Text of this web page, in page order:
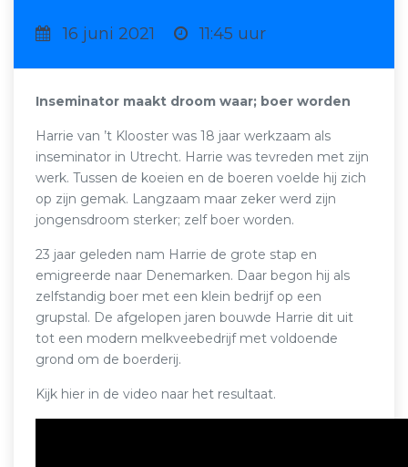
16 juni 2021 11:45 uur
Inseminator maakt droom waar; boer worden
Harrie van ’t Klooster was 18 jaar werkzaam als
inseminator in Utrecht. Harrie was tevreden met zijn
werk. Tussen de koeien en de boeren voelde hij zich
op zijn gemak. Langzaam maar zeker werd zijn
jongensdroom sterker; zelf boer worden.
23 jaar geleden nam Harrie de grote stap en
emigreerde naar Denemarken. Daar begon hij als
zelfstandig boer met een klein bedrijf op een
grupstal. De afgelopen jaren bouwde Harrie dit uit
tot een modern melkveebedrijf met voldoende
grond om de boerderij.
Kijk hier in de video naar het resultaat.